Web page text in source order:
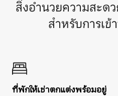
สิ่งอำนวยความสะด
สำหรับการเข้
ที่พักให้เช่าตกแต่งพร้อมอยู่